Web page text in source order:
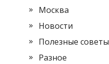
Москва
Новости
Полезные советы
Разное